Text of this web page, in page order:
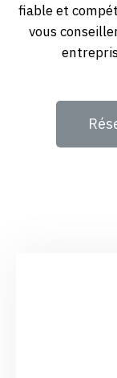
fiable et
vous